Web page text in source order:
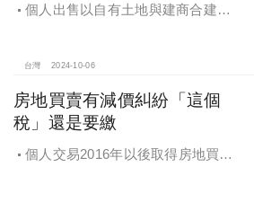
個人出售以自有土地與建商合建分
台灣 2024-10-06
房地買賣有減價糾紛「這個
稅」還是要繳
個人交易2016年以後取得房地買賣